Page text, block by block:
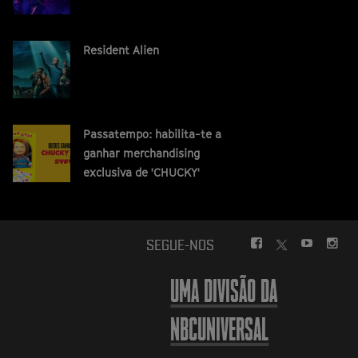
Resident Alien
Passatempo: habilita-te a
ganhar merchandising
exclusiva de 'CHUCKY'
SEGUE-NOS
FACEBOOK
YOUTUBE
UMA DIVISÃO DA
NBCUNIVERSAL